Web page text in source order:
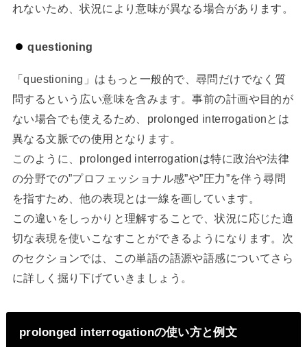
れないため、状況により意味が異なる場合があります。
questioning
「questioning」はもっと一般的で、尋問だけでなく質
問するという広い意味を含みます。事前の計画や目的が
ない場合でも使えるため、prolonged interrogationとは
異なる文脈での使用となります。
このように、prolonged interrogationは特に政治や法律
の分野での”プロフェッショナル感”や”圧力”を伴う尋問
を指すため、他の表現とは一線を画しています。
この違いをしっかりと理解することで、状況に応じた適
切な表現を使いこなすことができるようになります。次
のセクションでは、この単語の語源や語感についてさら
に詳しく掘り下げていきましょう。
prolonged interrogationの使い方と例文